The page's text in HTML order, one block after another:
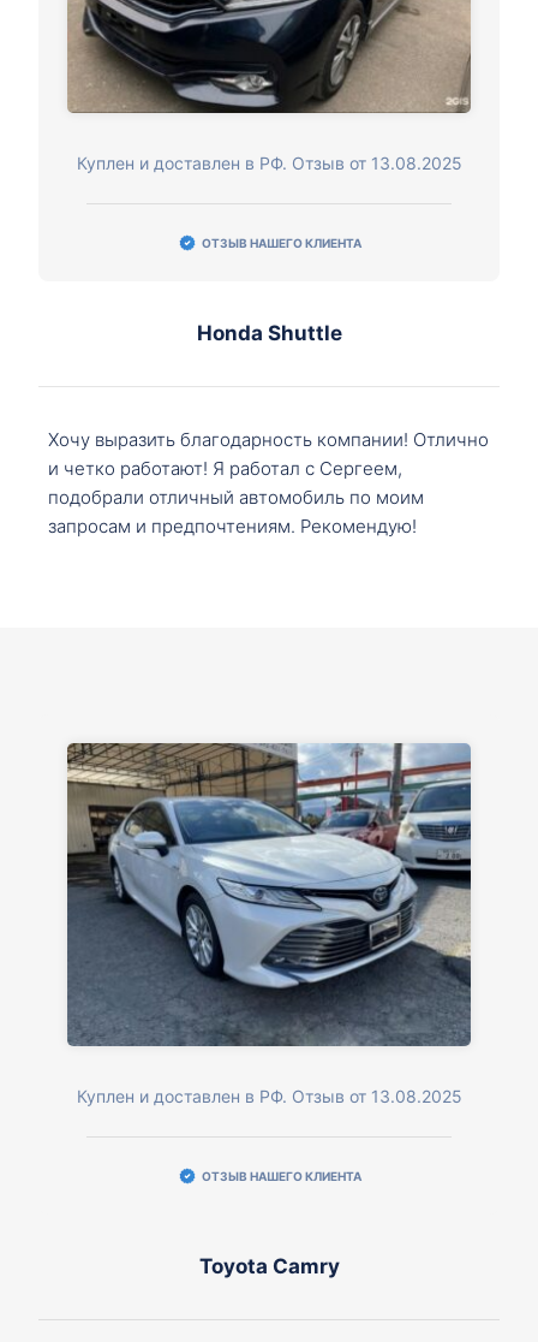
Куплен и доставлен в РФ. Отзыв от 13.08.2025
ОТЗЫВ НАШЕГО КЛИЕНТА
Honda Shuttle
Хочу выразить благодарность компании! Отлично
и четко работают! Я работал с Сергеем,
подобрали отличный автомобиль по моим
запросам и предпочтениям. Рекомендую!
Куплен и доставлен в РФ. Отзыв от 13.08.2025
ОТЗЫВ НАШЕГО КЛИЕНТА
Toyota Camry